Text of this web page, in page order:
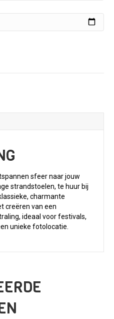
sfeer naar jouw
strandstoelen, te huur bij
charmante
creëren van een
ideaal voor festivals,
unieke fotolocatie.